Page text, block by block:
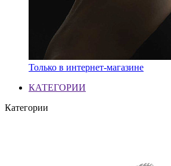
Только в интернет-магазине
КАТЕГОРИИ
Категории